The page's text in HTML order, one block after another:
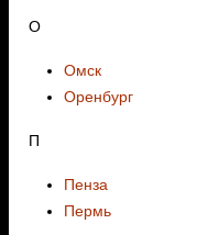
О
Омск
Оренбург
П
Пенза
Пермь